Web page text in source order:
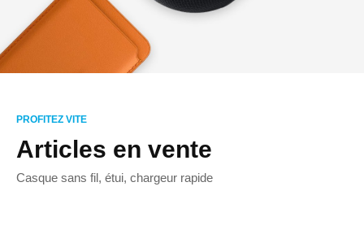
PROFITEZ VITE
Articles en vente
Casque sans fil, étui, chargeur rapide